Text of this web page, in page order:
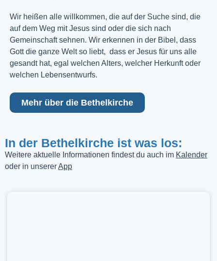
Wir heißen alle willkommen, die auf der Suche sind, die
auf dem Weg mit Jesus sind oder die sich nach
Gemeinschaft sehnen. Wir erkennen in der Bibel, dass
Gott die ganze Welt so liebt, dass er Jesus für uns alle
gesandt hat, egal welchen Alters, welcher Herkunft oder
welchen Lebensentwurfs.
Mehr über die Bethelkirche
In der Bethelkirche ist was los:
Weitere aktuelle Informationen findest du auch im Kalender
oder in unsererApp